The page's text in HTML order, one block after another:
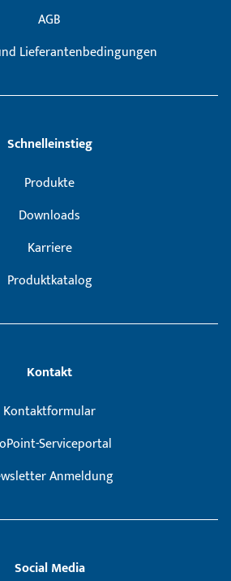
AGB
Lieferantenbedingungen
Schnelleinstieg
Produkte
Downloads
Karriere
Produktkatalog
Kontakt
Kontaktformular
Serviceportal
Anmeldung
Social Media